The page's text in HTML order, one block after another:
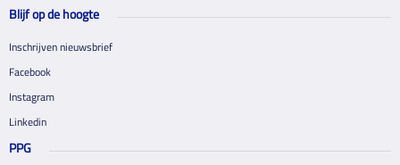
Blijf op de hoogte
Inschrijven nieuwsbrief
Facebook
Instagram
Linkedin
PPG